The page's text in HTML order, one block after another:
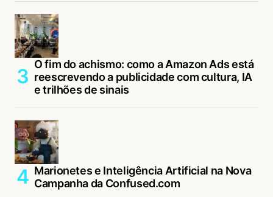
O fim do achismo: como a Amazon Ads está
reescrevendo a publicidade com cultura, IA
e trilhões de sinais
Marionetes e Inteligência Artificial na Nova
Campanha da Confused.com